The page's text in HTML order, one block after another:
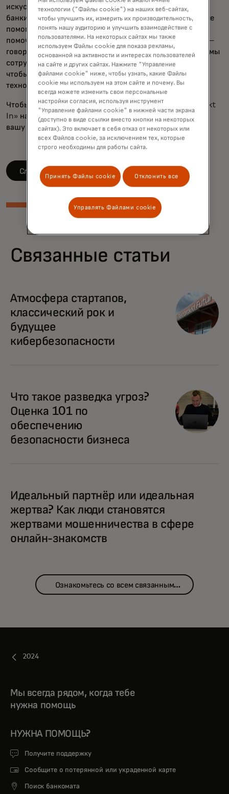
искусственном интеллекте, биометрии и открытом
банкинге. «Те же самые передовые технологии, которые
помогают бороться с мошенничеством, могут также
помочь выявлять и защищать потребителей от афер», —
говорит Рейд. «Но мы выходим за рамки технологий — мы
сотрудничаем с организациями по всей экосистеме,
чтобы бороться с мошенничеством с помощью новых
технологий и образования».
Чтобы узнать больше от Рейда, смотрите «What's Next
In» на Spotify и подпишитесь на Apple Podcasts или
вашу любимую стриминговую платформу.
Слушайте на Spotify
opens in a new tab
Связанные статьи
Атмосфера стартапов,
классический рок и
будущее
кибербезопасности
Что такое разведка угроз?
Оценка 101 по
обеспечению
безопасности бизнеса
Идеальный партнёр или идеальная
жертва? Как люди становятся
жертвами мошенничества в сфере
онлайн-знакомств
Ознакомьтесь со всем связанным
2024
Мы всегда рядом, когда тебе
нужна помощь
НУЖНА ПОМОЩЬ?
Получите поддержку
Сообщите о потерянной или украденной карте
Поиск банкомата
технологии ("Файлы cookie") на наших веб-сайтах,
чтобы улучшить их, измерить их производительность,
понять нашу аудиторию и улучшить взаимодействие с
пользователями. На некоторых сайтах мы также
используем Файлы cookie для показа рекламы,
основанной на активности и интересах пользователей
на сайте и других сайтах. Нажмите "Управление
файлами cookie" ниже, чтобы узнать, какие Файлы
cookie мы используем на этом сайте и почему. Вы
всегда можете изменить свои персональные
настройки согласия, используя инструмент
"Управление файлами cookie" в нижней части экрана
(доступно в виде ссылки вместо кнопки на некоторых
сайтах). Это включает в себя отказ от некоторых или
всех Файлов cookie, за исключением тех, которые
строго необходимы для работы сайта.
Принять Файлы cookie Отклонить все
Управлять Файлами cookie